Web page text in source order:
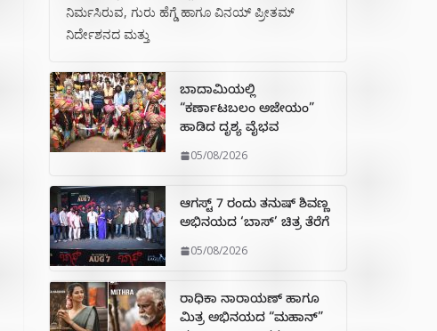
ನಿರ್ಮಸಿರುವ, ಗುರು ಹೆಗ್ಡೆ ಹಾಗೂ ವಿನಯ್ ಪ್ರೀತಮ್
ನಿರ್ದೇಶನದ ಮತ್ತು
ಬಾದಾಮಿಯಲ್ಲಿ
“ಕರ್ಣಾಟಬಲಂ ಅಜೇಯಂ”
ಹಾಡಿದ ದೃಶ್ಯ ವೈಭವ
05/08/2026
ಆಗಸ್ಟ್ 7 ರಂದು ತನುಷ್ ಶಿವಣ್ಣ
ಅಭಿನಯದ ‘ಬಾಸ್’ ಚಿತ್ರ ತೆರೆಗೆ
05/08/2026
ರಾಧಿಕಾ ನಾರಾಯಣ್ ಹಾಗೂ
ಮಿತ್ರ ಅಭಿನಯದ “ಮಹಾನ್”